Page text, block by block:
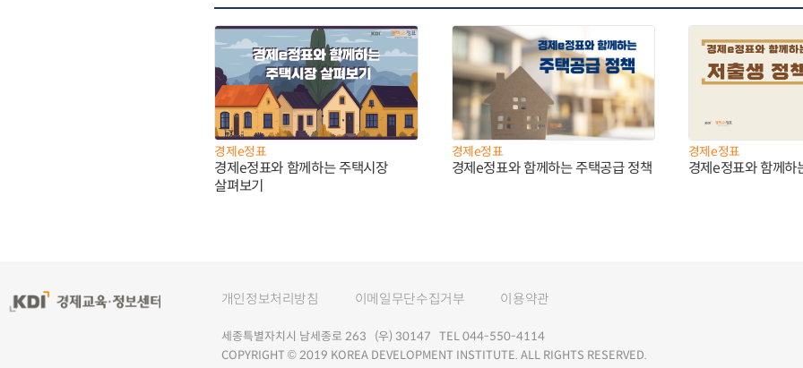
경제e정표
경제e정표와 함께하는 주택시장
살펴보기
경제e정표
경제e정표와 함께하는 주택공급 정책
경제e정표
경제e정표와 함께하
개인정보처리방침 이메일무단수집거부 이용약관
세종특별자치시 남세종로 263 (우) 30147 TEL 044-550-4114
COPYRIGHT © 2019 KOREA DEVELOPMENT INSTITUTE. ALL RIGHTS RESERVED.